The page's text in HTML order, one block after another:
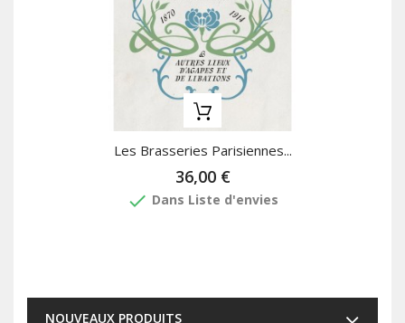
Les Brasseries Parisiennes...
36,00 €
done Dans Liste d'envies
NOUVEAUX PRODUITS